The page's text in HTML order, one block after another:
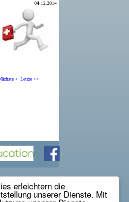
erleichtern die
unserer Dienste. Mit
04.12.2014
> Letzte >>